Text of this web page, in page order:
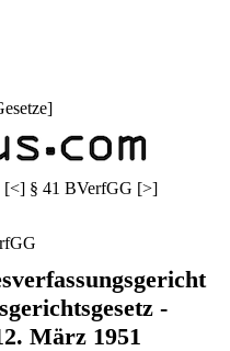
]
[<] § 41 BVerfGG [>]
-
März 1951